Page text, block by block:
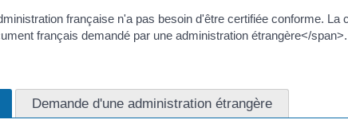
française n'a pas besoin d'être certifiée conforme.
français demandé par une administration étrangère</span>.
Demande d'une administration étrangère